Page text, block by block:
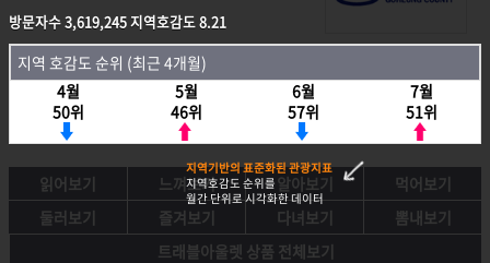
방문자수3,619,245지역호감도8.21
지역호감도 순위 (최근 4개월)
4월
50위
5월
46위
6월
57위
7월
51위
읽어보기 느껴보기 알아보기
먹어보기
둘러보기
즐겨보기 다녀보기
뽐내보기
트래블아울렛 상품 전체보기
방문자수3,619,245지역호감도8.21
지역 호감도 순위 (최근 4개월)
4월
50위
5월
46위
6월
57위
7월
51위
지역기반의 표준화된 관광지표
지역호감도 순위를
월간 단위로 시각화한 데이터